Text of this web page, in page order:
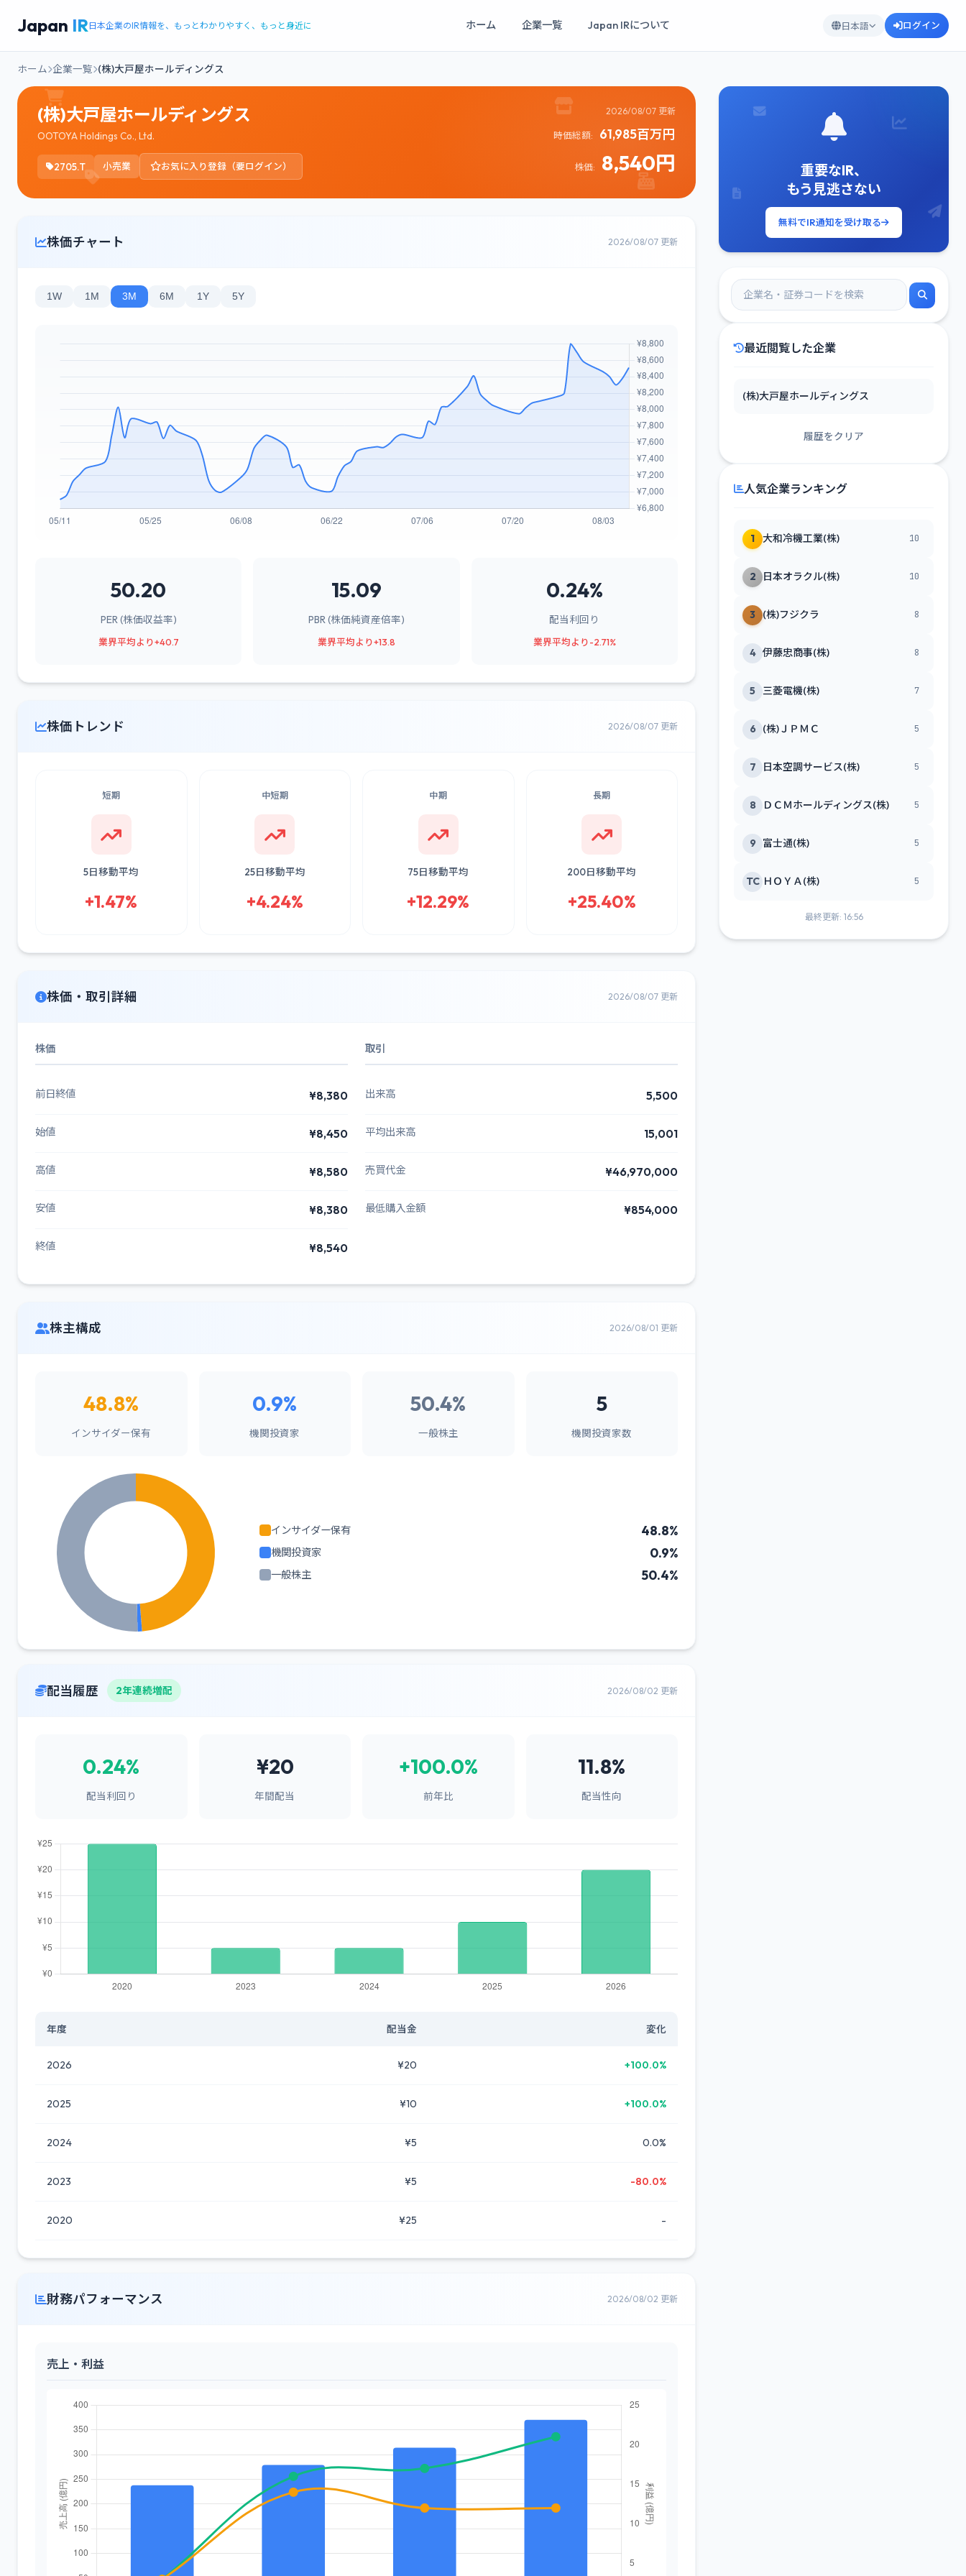
Japan IR日本企業のIR情報を、もっとわかりやすく、もっと身近に ホーム 企業一覧 Japan IRについて 日本語 ログイン
ホーム 企業一覧 (株)大戸屋ホールディングス
(株)大戸屋ホールディングス
OOTOYA Holdings Co., Ltd.
2705.T 小売業 お気に入り登録（要ログイン）
2026/08/07 更新
時価総額: 61,985百万円
株価: 8,540円
株価チャート 2026/08/07 更新
1W 1M 3M 6M 1Y 5Y
50.20
PER (株価収益率)
業界平均より+40.7
15.09
PBR (株価純資産倍率)
業界平均より+13.8
0.24%
配当利回り
業界平均より-2.71%
株価トレンド 2026/08/07 更新
短期
5日移動平均
+1.47%
中短期
25日移動平均
+4.24%
中期
75日移動平均
+12.29%
長期
200日移動平均
+25.40%
株価・取引詳細 2026/08/07 更新
株価
前日終値 ¥8,380
始値 ¥8,450
高値 ¥8,580
安値 ¥8,380
終値 ¥8,540
取引
出来高 5,500
平均出来高 15,001
売買代金 ¥46,970,000
最低購入金額 ¥854,000
株主構成 2026/08/01 更新
48.8%
インサイダー保有
0.9%
機関投資家
50.4%
一般株主
5
機関投資家数
インサイダー保有 48.8%
機関投資家 0.9%
一般株主 50.4%
配当履歴 2年連続増配 2026/08/02 更新
0.24%
配当利回り
¥20
年間配当
+100.0%
前年比
11.8%
配当性向
年度 配当金 変化
2026 ¥20 +100.0%
2025 ¥10 +100.0%
2024 ¥5 0.0%
2023 ¥5 -80.0%
2020 ¥25 -
財務パフォーマンス 2026/08/02 更新
売上・利益
重要なIR、
もう見逃さない
無料でIR通知を受け取る
最近閲覧した企業
(株)大戸屋ホールディングス
履歴をクリア
人気企業ランキング
1 大和冷機工業(株) 10
2 日本オラクル(株) 10
3 (株)フジクラ 8
4 伊藤忠商事(株) 8
5 三菱電機(株) 7
6 (株)ＪＰＭＣ 5
7 日本空調サービス(株) 5
8 ＤＣＭホールディングス(株) 5
9 富士通(株) 5
TC ＨＯＹＡ(株) 5
最終更新: 16:56